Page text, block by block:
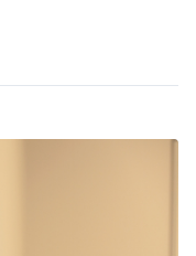
gastric bypass